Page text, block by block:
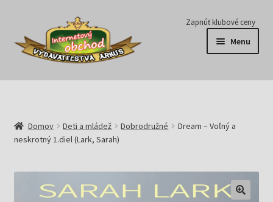
Preskočiť
navigáciu
Preskočiť
obsah
Zapnúť klubové ceny
Menu
Série
E-knihy
Domov Deti a mládež Dobrodružné
Dream – Voľný a
neskrotný 1.diel (Lark, Sarah)